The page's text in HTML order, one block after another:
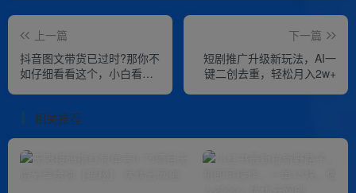
上一篇
抖音图文带货已过时?那你不
如仔细看看这个，小白看完
下一篇
短剧推广升级新玩法，AI一
键二创去重，轻松月入2w+
相关推荐